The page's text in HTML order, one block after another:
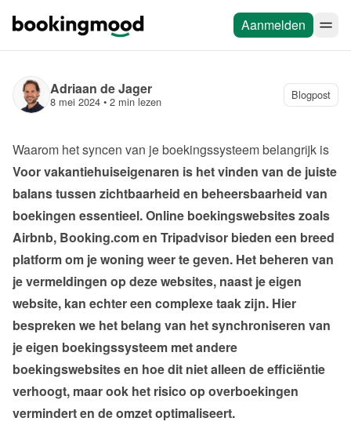
Aanmelden
Adriaan de Jager
8 mei 2024 • 2 min lezen Blogpost
Waarom het syncen van je boekingssysteem belangrijk is
Voor vakantiehuiseigenaren is het vinden van de juiste
balans tussen zichtbaarheid en beheersbaarheid van
boekingen essentieel. Online boekingswebsites zoals
Airbnb, Booking.com en Tripadvisor bieden een breed
platform om je woning weer te geven. Het beheren van
je vermeldingen op deze websites, naast je eigen
website, kan echter een complexe taak zijn. Hier
bespreken we het belang van het synchroniseren van
je eigen boekingssysteem met andere
boekingswebsites en hoe dit niet alleen de efficiëntie
verhoogt, maar ook het risico op overboekingen
vermindert en de omzet optimaliseert.